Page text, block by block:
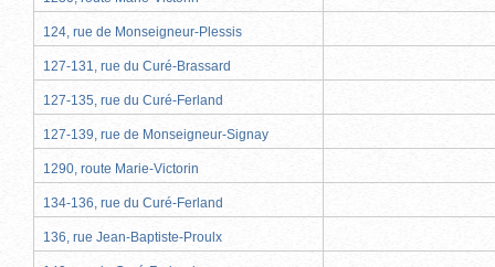
124, rue de Monseigneur-Plessis
127-131, rue du Curé-Brassard
127-135, rue du Curé-Ferland
127-139, rue de Monseigneur-Signay
1290, route Marie-Victorin
134-136, rue du Curé-Ferland
136, rue Jean-Baptiste-Proulx